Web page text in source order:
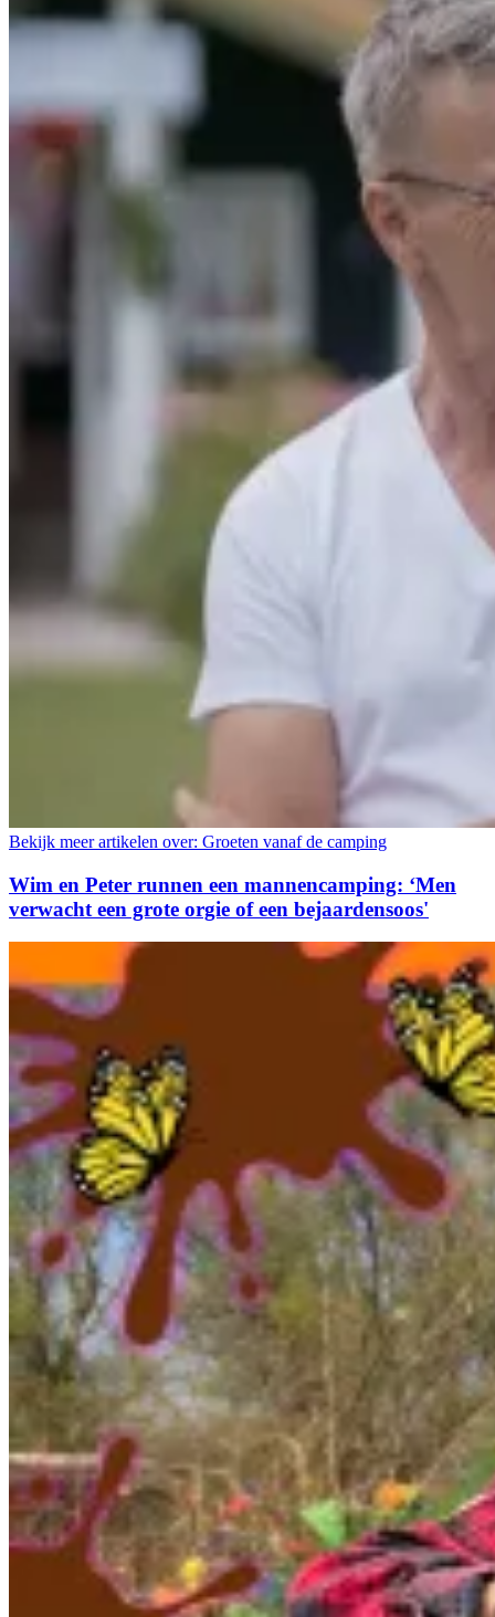
Bekijk meer artikelen over: Groeten vanaf de camping
Wim en Peter runnen een mannencamping: ‘Men
verwacht een grote orgie of een bejaardensoos'